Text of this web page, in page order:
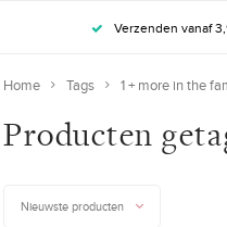
Verzenden vanaf
Home Tags 1 + more in the
Producten
Nieuwste producten